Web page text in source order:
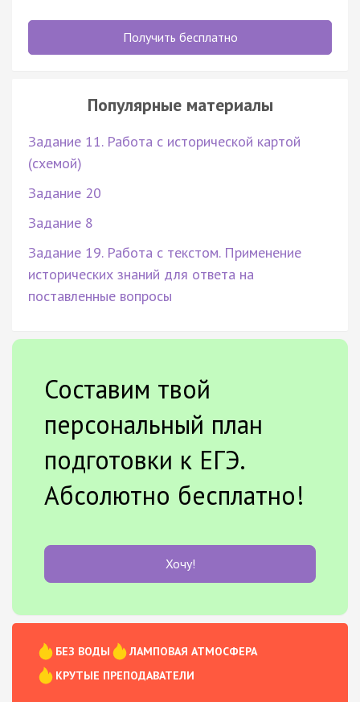
Получить бесплатно
Популярные материалы
Задание 11. Работа с исторической картой
(схемой)
Задание 20
Задание 8
Задание 19. Работа с текстом. Применение
исторических знаний для ответа на
поставленные вопросы
Составим твой
персональный план
подготовки к ЕГЭ.
Абсолютно бесплатно!
Хочу!
БЕЗ ВОДЫ
ЛАМПОВАЯ АТМОСФЕРА
КРУТЫЕ ПРЕПОДАВАТЕЛИ